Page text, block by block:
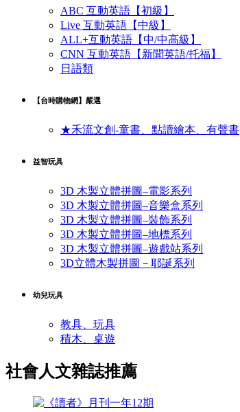
ABC 互動英語【初級】
Live 互動英語【中級】
ALL+互動英語【中/中高級】
CNN 互動英語【新聞英語/托福】
日語類
【台時購物網】嚴選
★禾流文創-童書、點讀繪本、有聲書
益智玩具
3D 木製立體拼圖–電影系列
3D 木製立體拼圖–音樂盒系列
3D 木製立體拼圖–裝飾系列
3D 木製立體拼圖–地標系列
3D 木製立體拼圖–遊戲站系列
3D立體木製拼圖－耶誕系列
幼兒玩具
教具、玩具
積木、桌遊
社會人文雜誌推薦